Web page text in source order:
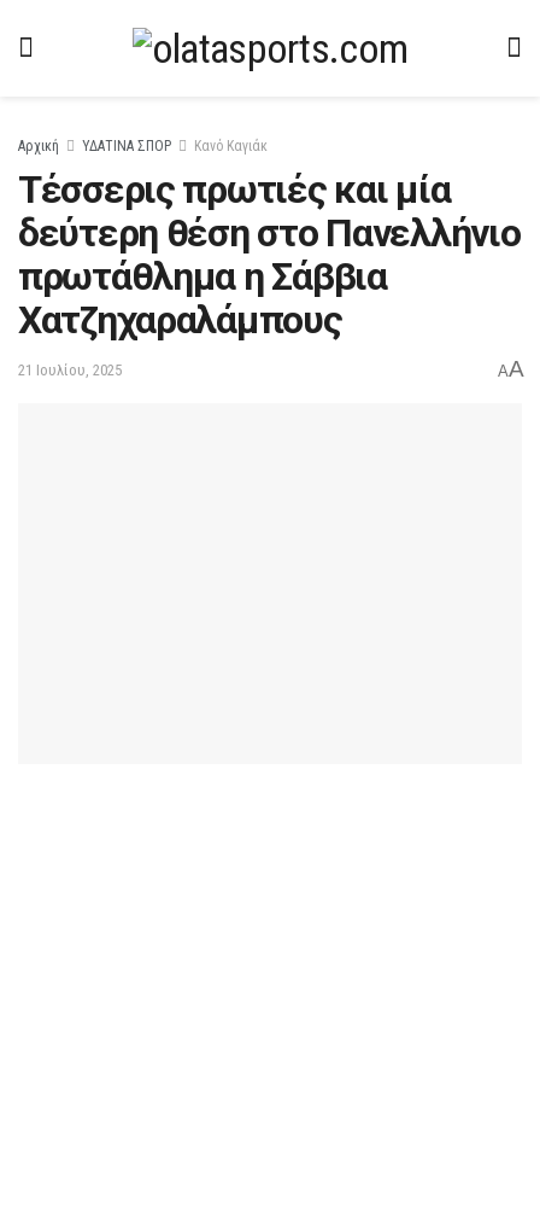
Αρχική ΥΔΑΤΙΝΑ ΣΠΟΡ Κανό Καγιάκ
Τέσσερις πρωτιές και μία
δεύτερη θέση στο Πανελλήνιο
πρωτάθλημα η Σάββια
Χατζηχαραλάμπους
21 Ιουλίου, 2025 AA